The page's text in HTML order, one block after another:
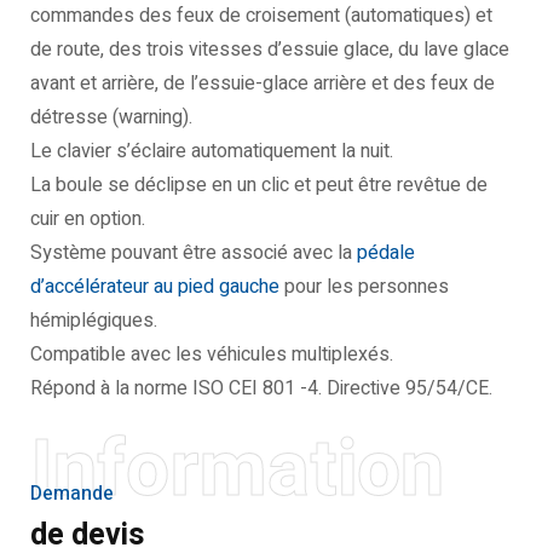
commandes des feux de croisement (automatiques) et
de route, des trois vitesses d’essuie glace, du lave glace
avant et arrière, de l’essuie-glace arrière et des feux de
détresse (warning).
Le clavier s’éclaire automatiquement la nuit.
La boule se déclipse en un clic et peut être revêtue de
cuir en option.
Système pouvant être associé avec lapédale
d’accélérateur au pied gauchepour les personnes
hémiplégiques.
Compatible avec les véhicules multiplexés.
Répond à la norme ISO CEI 801 -4. Directive 95/54/CE.
Information
Demande
de devis